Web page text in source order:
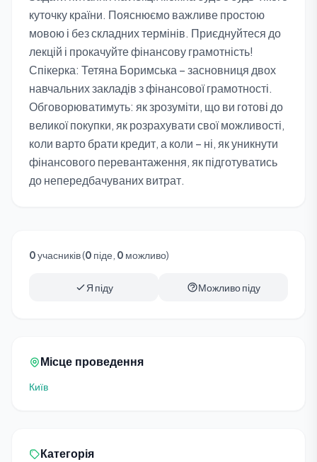
куточку країни. Пояснюємо важливе простою
мовою і без складних термінів. Приєднуйтеся до
лекцій і прокачуйте фінансову грамотність!
Спікерка: Тетяна Боримська – засновниця двох
навчальних закладів з фінансової грамотності.
Обговорюватимуть: як зрозуміти, що ви готові до
великої покупки, як розрахувати свої можливості,
коли варто брати кредит, а коли – ні, як уникнути
фінансового перевантаження, як підготуватись
до непередбачуваних витрат.
0учасників (0 піде, 0 можливо)
Я піду Можливо піду
Місце проведення
Київ
Категорія